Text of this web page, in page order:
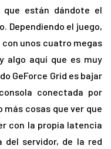
que están dándote el
Dependiendo el juego,
unos cuatro megas
algo aquí que es muy
GeForce Grid es bajar
conectada por
cosas que ver que
con la propia latencia
servidor, de la red